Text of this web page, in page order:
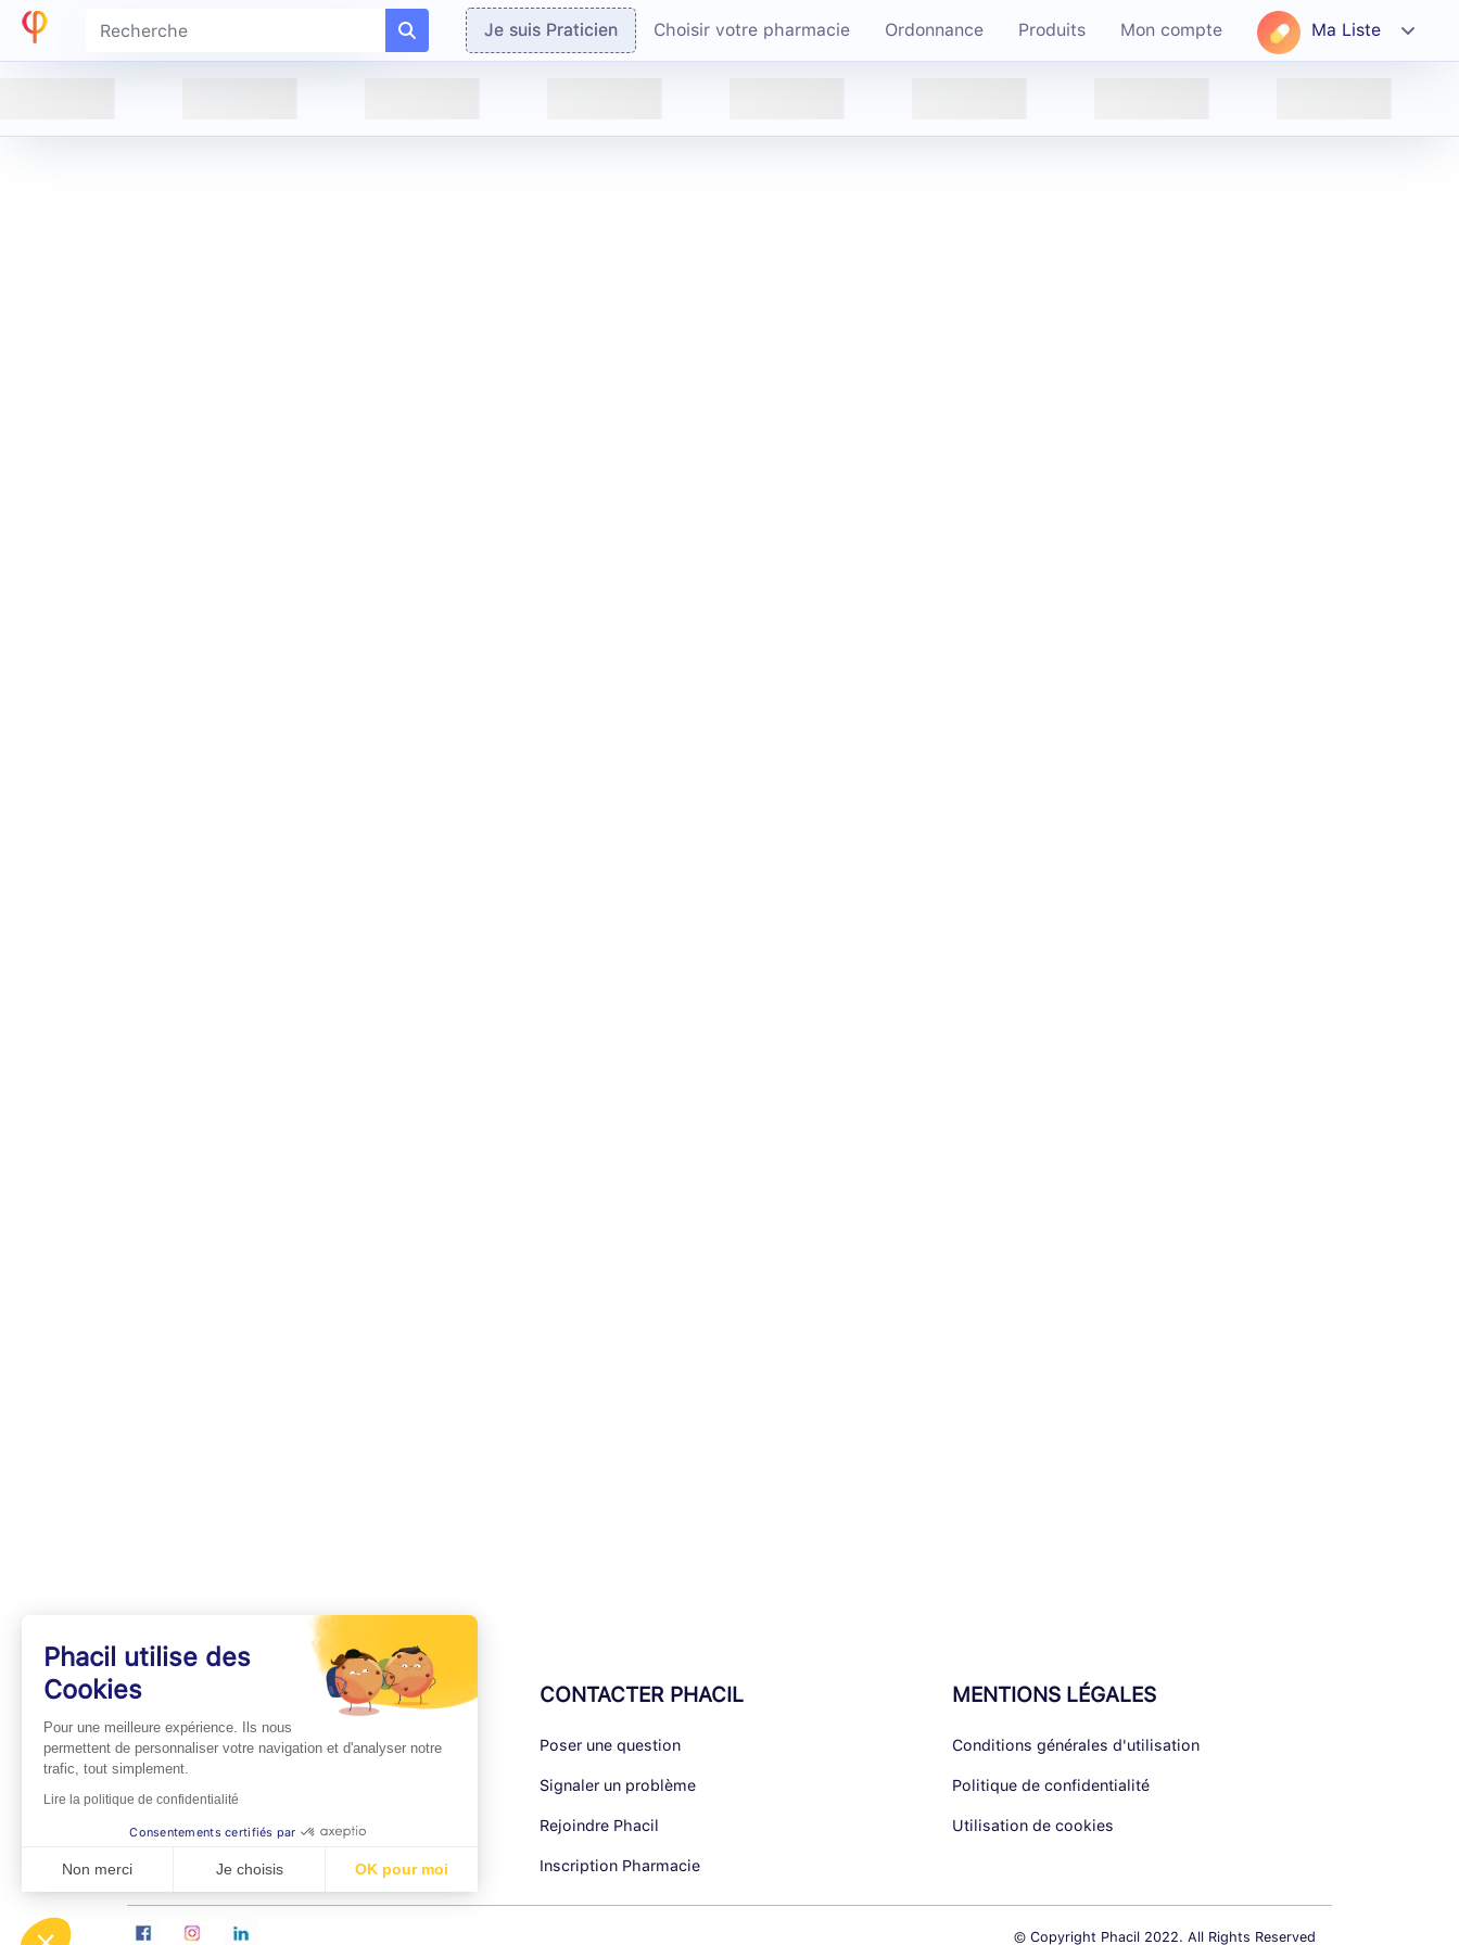
Je suis Praticien Choisir votre pharmacie Ordonnance Produits Mon compte Ma Liste
INFOS PRATIQUES
Professionnels de Santé
Espace Pharmaciens
Foire aux questions
CONTACTER PHACIL
Poser une question
Signaler un problème
Rejoindre Phacil
Inscription Pharmacie
MENTIONS LÉGALES
Conditions générales d'utilisation
Politique de confidentialité
Utilisation de cookies
© Copyright Phacil 2022. All Rights Reserved
Phacil utilise des
Cookies
Pour une meilleure expérience. Ils nous
permettent de personnaliser votre navigation et d'analyser notre
trafic, tout simplement.
Lire la politique de confidentialité
Consentements certifiés par
Non merci Je choisis OK pour moi
Axeptio consent
Plateforme de Gestion du Consentement : Personnalisez vos Options